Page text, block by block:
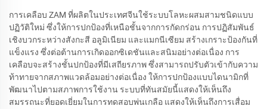
การเคลือบ ZAM ที่ผลิตในประเทศจีนใช้ระบบโลหะผสมสามชนิดแบบ
ปฏิวัติใหม่ ซึ่งให้การปกป้องที่เหนือชั้นจากการกัดกร่อน การปฏิสัมพันธ์
เชิงบวกระหว่างสังกะสี อลูมิเนียม และแมกนีเซียม สร้างเกราะป้องกันที่
แข็งแรง ซึ่งต่อต้านการเกิดออกซิเดชันและสนิมอย่างต่อเนื่อง การ
เคลือบจะสร้างชั้นปกป้องที่มีเสถียรภาพ ซึ่งสามารถปรับตัวเข้ากับความ
ท้าทายจากสภาพแวดล้อมอย่างต่อเนื่อง ให้การปกป้องแบบไดนามิกที่
พัฒนาไปตามสภาพการใช้งาน ระบบที่ทันสมัยนี้แสดงให้เห็นถึง
สมรรถนะที่ยอดเยี่ยมในการทดสอบพ่นเกลือ แสดงให้เห็นถึงการเสื่อม